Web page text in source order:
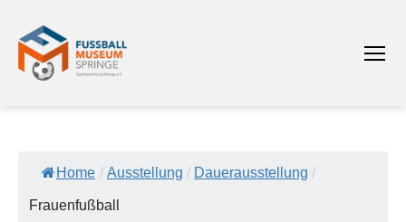
e.V.
Home / Ausstellung / Dauerausstellung /
Frauenfußball